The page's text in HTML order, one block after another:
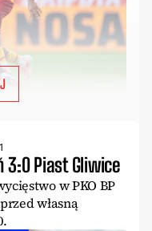
3:0 Piast Gliwice
w PKO BP
własną